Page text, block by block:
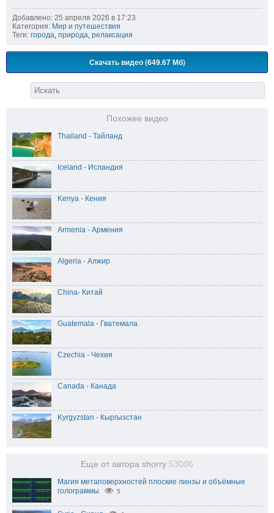
Добавлено: 25 апреля 2026 в 17:23
Категория: Мир и путешествия
Теги: города природа релаксация
Скачать видео (649.67 Мб)
Похожее видео
Thailand - Тайланд
Iceland - Исландия
Kenya - Кения
Armenia - Армения
Algeria - Алжир
China- Китай
Guatemala - Гватемала
Czechia - Чехия
Canada - Канада
Kyrgyzstan - Кыргызстан
Еще от автора shorry 53006
Магия метаповерхностей плоские линзы и объёмные
голограммы
5